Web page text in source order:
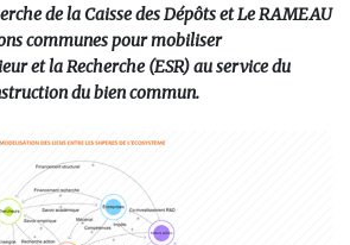
de la Caisse des Dépôts et Le RAMEAU
communes pour mobiliser
et la Recherche (ESR) au service du
du bien commun.